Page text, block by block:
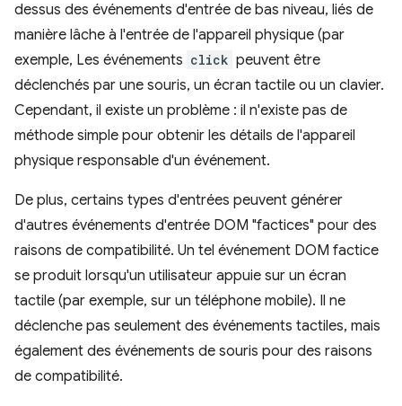
dessus des événements d'entrée de bas niveau, liés de
manière lâche à l'entrée de l'appareil physique (par
exemple, Les événements click peuvent être
déclenchés par une souris, un écran tactile ou un clavier.
Cependant, il existe un problème : il n'existe pas de
méthode simple pour obtenir les détails de l'appareil
physique responsable d'un événement.
De plus, certains types d'entrées peuvent générer
d'autres événements d'entrée DOM "factices" pour des
raisons de compatibilité. Un tel événement DOM factice
se produit lorsqu'un utilisateur appuie sur un écran
tactile (par exemple, sur un téléphone mobile). Il ne
déclenche pas seulement des événements tactiles, mais
également des événements de souris pour des raisons
de compatibilité.